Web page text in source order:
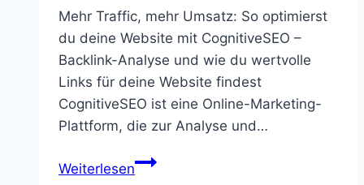
Mehr Traffic, mehr Umsatz: So optimierst
du deine Website mit CognitiveSEO –
Backlink-Analyse und wie du wertvolle
Links für deine Website findest
CognitiveSEO ist eine Online-Marketing-
Plattform, die zur Analyse und…
WeiterlesenCognitiveSEO